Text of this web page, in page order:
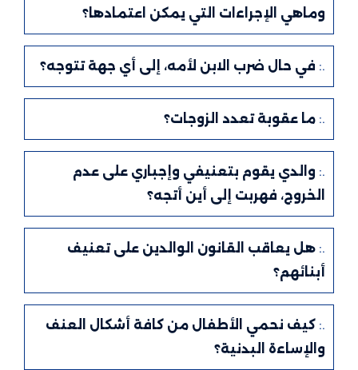
وماهي الإجراءات التي يمكن اعتمادها؟
في حال ضرب الابن لأمه، إلى أي جهة تتوجه؟
ما عقوبة تعدد الزوجات؟
والدي يقوم بتعنيفي وإجباري على عدم
الخروج، فهربت إلى أين أتجه؟
هل يعاقب القانون الوالدين على تعنيف
أبنائهم؟
كيف نحمي الأطفال من كافة أشكال العنف
والإساءة البدنية؟